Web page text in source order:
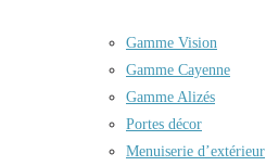
Gamme Vision
Gamme Cayenne
Gamme Alizés
Portes décor
Menuiserie d’extérieur